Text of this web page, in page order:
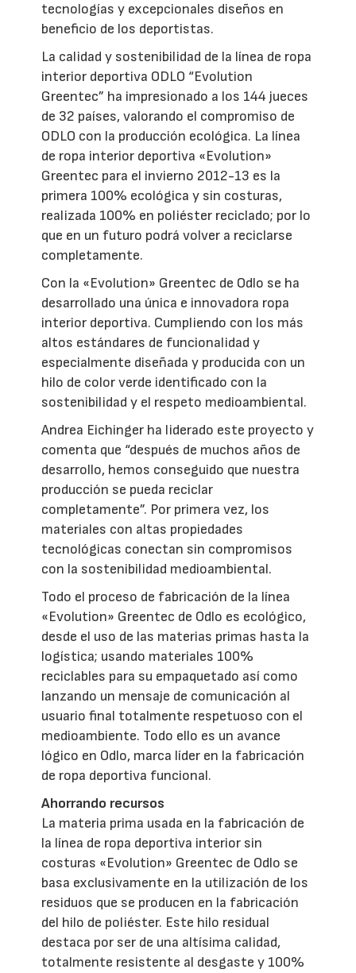
tecnologías y excepcionales diseños en
beneficio de los deportistas.
La calidad y sostenibilidad de la línea de ropa
interior deportiva ODLO “Evolution
Greentec” ha impresionado a los 144 jueces
de 32 países, valorando el compromiso de
ODLO con la producción ecológica. La línea
de ropa interior deportiva «Evolution»
Greentec para el invierno 2012-13 es la
primera 100% ecológica y sin costuras,
realizada 100% en poliéster reciclado; por lo
que en un futuro podrá volver a reciclarse
completamente.
Con la «Evolution» Greentec de Odlo se ha
desarrollado una única e innovadora ropa
interior deportiva. Cumpliendo con los más
altos estándares de funcionalidad y
especialmente diseñada y producida con un
hilo de color verde identificado con la
sostenibilidad y el respeto medioambiental.
Andrea Eichinger ha liderado este proyecto y
comenta que “después de muchos años de
desarrollo, hemos conseguido que nuestra
producción se pueda reciclar
completamente”. Por primera vez, los
materiales con altas propiedades
tecnológicas conectan sin compromisos
con la sostenibilidad medioambiental.
Todo el proceso de fabricación de la línea
«Evolution» Greentec de Odlo es ecológico,
desde el uso de las materias primas hasta la
logística; usando materiales 100%
reciclables para su empaquetado así como
lanzando un mensaje de comunicación al
usuario final totalmente respetuoso con el
medioambiente. Todo ello es un avance
lógico en Odlo, marca líder en la fabricación
de ropa deportiva funcional.
Ahorrando recursos
La materia prima usada en la fabricación de
la línea de ropa deportiva interior sin
costuras «Evolution» Greentec de Odlo se
basa exclusivamente en la utilización de los
residuos que se producen en la fabricación
del hilo de poliéster. Este hilo residual
destaca por ser de una altísima calidad,
totalmente resistente al desgaste y 100%